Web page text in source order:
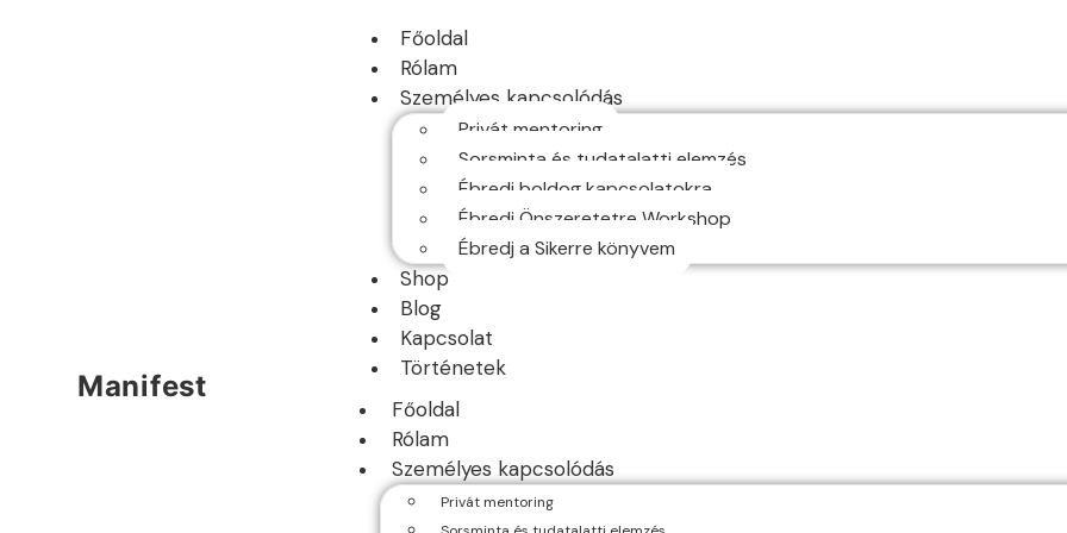
Manifest
Főoldal
Rólam
Személyes kapcsolódás
Privát mentoring
Sorsminta és tudatalatti elemzés
Ébredj boldog kapcsolatokra
Ébredj Önszeretetre Workshop
Ébredj a Sikerre könyvem
Shop
Blog
Kapcsolat
Történetek
Főoldal
Rólam
Személyes kapcsolódás
Privát mentoring